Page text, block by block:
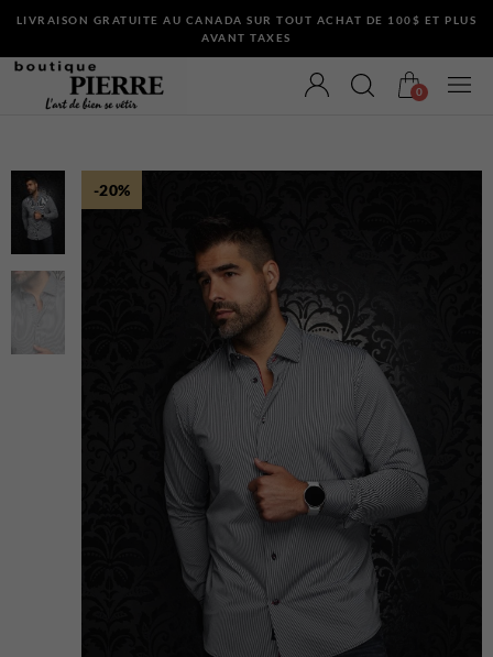
LIVRAISON GRATUITE AU CANADA SUR TOUT ACHAT DE 100$ ET PLUS
AVANT TAXES
Chandails et Cardigans
Maillots de Bain
Sous-Vêtements
T-Shirts et Polos
Vêtements de Nuit
0
-20%